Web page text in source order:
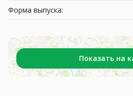
Форма выпуска:
Показать на